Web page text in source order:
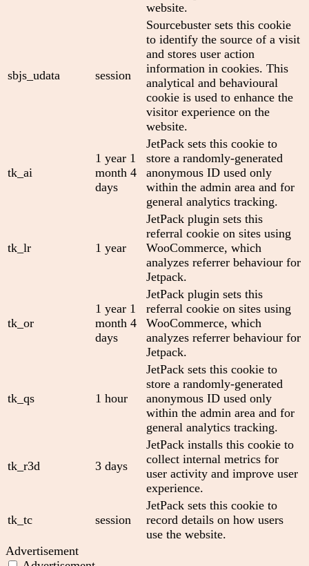
website.
sbjs_udata session
Sourcebuster sets this cookie
to identify the source of a visit
and stores user action
information in cookies. This
analytical and behavioural
cookie is used to enhance the
visitor experience on the
website.
tk_ai
1 year 1
month 4
days
JetPack sets this cookie to
store a randomly-generated
anonymous ID used only
within the admin area and for
general analytics tracking.
tk_lr 1 year
JetPack plugin sets this
referral cookie on sites using
WooCommerce, which
analyzes referrer behaviour for
Jetpack.
tk_or
1 year 1
month 4
days
JetPack plugin sets this
referral cookie on sites using
WooCommerce, which
analyzes referrer behaviour for
Jetpack.
tk_qs 1 hour
JetPack sets this cookie to
store a randomly-generated
anonymous ID used only
within the admin area and for
general analytics tracking.
tk_r3d 3 days
JetPack installs this cookie to
collect internal metrics for
user activity and improve user
experience.
tk_tc session
JetPack sets this cookie to
record details on how users
use the website.
Advertisement